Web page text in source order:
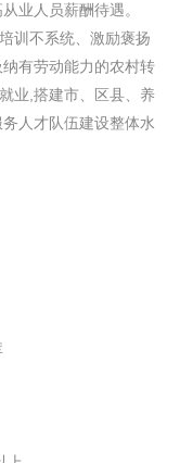
业人员薪酬待遇。
训不系统、激励褒扬
有劳动能力的农村转
业,搭建市、区县、养
人才队伍建设整体水